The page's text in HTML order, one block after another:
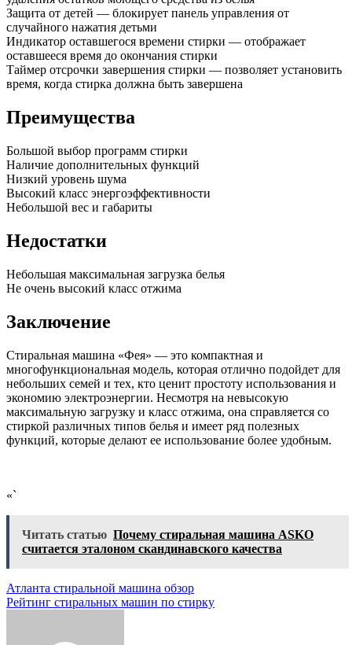
Защита от детей — блокирует панель управления от
случайного нажатия детьми
Индикатор оставшегося времени стирки — отображает
оставшееся время до окончания стирки
Таймер отсрочки завершения стирки — позволяет установить
время, когда стирка должна быть завершена
Преимущества
Большой выбор программ стирки
Наличие дополнительных функций
Низкий уровень шума
Высокий класс энергоэффективности
Небольшой вес и габариты
Недостатки
Небольшая максимальная загрузка белья
Не очень высокий класс отжима
Заключение
Стиральная машина «Фея» — это компактная и
многофункциональная модель, которая отлично подойдет для
небольших семей и тех, кто ценит простоту использования и
экономию электроэнергии. Несмотря на невысокую
максимальную загрузку и класс отжима, она справляется со
стиркой различных типов белья и имеет ряд полезных
функций, которые делают ее использование более удобным.
«`
Читать статью Почему стиральная машина ASKO
считается эталоном скандинавского качества
Навигация
по
Атланта стиральной машина обзор
Рейтинг стиральных машин по стирку